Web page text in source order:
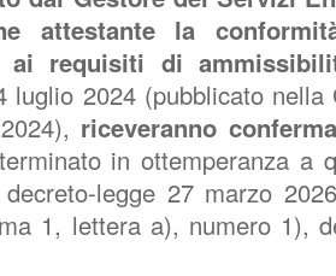
attestante la
ai requisiti di
luglio 2024 (pubblicato
riceveranno
in ottemperanza a
legge 27 marzo
1, lettera a), numero 1),